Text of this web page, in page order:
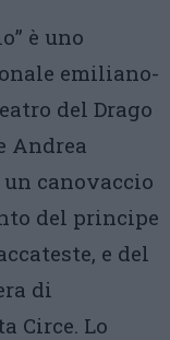
è uno
emiliano-
del Drago
Andrea
canovaccio
del principe
e del
di
Circe. Lo